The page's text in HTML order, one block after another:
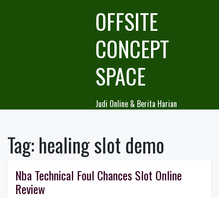
OFFSITE
CONCEPT
SPACE
Judi Online & Berita Harian
Tag:healing slot demo
Nba Technical Foul Chances Slot Online
Review